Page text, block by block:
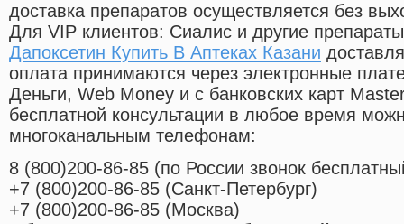
доставка препаратов осуществляется без
Для VIP клиентов: Сиалис и другие
Дапоксетин Купить В Аптеках Казани
оплата принимаются через электронные
Деньги, Web Money и с банковских карт
бесплатной консультации в любое время
многоканальным телефонам:
8 (800)200-86-85 (по России звонок
+7 (800)200-86-85 (Санкт-Петербург)
+7 (800)200-86-85 (Москва)